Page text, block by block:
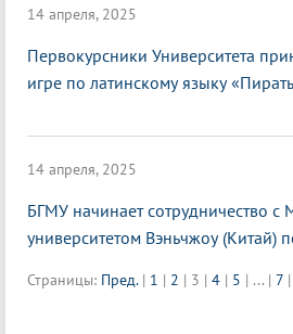
14 апреля, 2025
Первокурсники Университета
игре по латинскому языку
14 апреля, 2025
БГМУ начинает сотрудничество
университетом Вэньчжоу (Китай)
Страницы: Пред. | 1 | 2 | 3 | 4 | 5 | ... | 7 |